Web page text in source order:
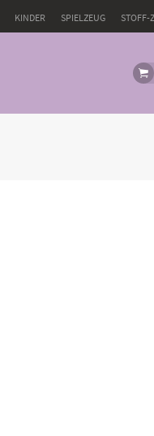
KINDER SPIELZEUG STOFF-